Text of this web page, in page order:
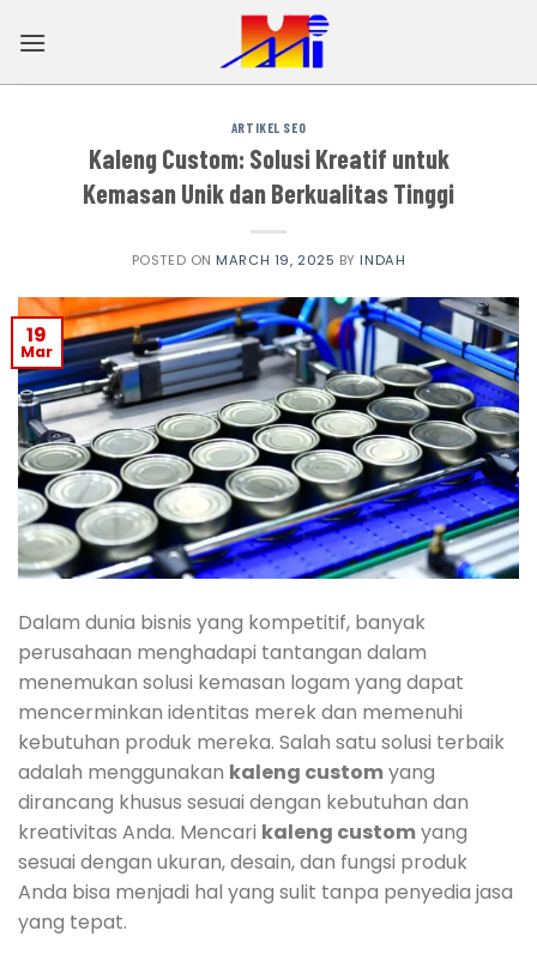
ARTIKEL SEO
Kaleng Custom: Solusi Kreatif untuk
Kemasan Unik dan Berkualitas Tinggi
POSTED ON MARCH 19, 2025 BY INDAH
19
Mar
Dalam dunia bisnis yang kompetitif, banyak
perusahaan menghadapi tantangan dalam
menemukan solusi kemasan logam yang dapat
mencerminkan identitas merek dan memenuhi
kebutuhan produk mereka. Salah satu solusi terbaik
adalah menggunakan kaleng customyang
dirancang khusus sesuai dengan kebutuhan dan
kreativitas Anda. Mencari kaleng customyang
sesuai dengan ukuran, desain, dan fungsi produk
Anda bisa menjadi hal yang sulit tanpa penyedia jasa
yang tepat.